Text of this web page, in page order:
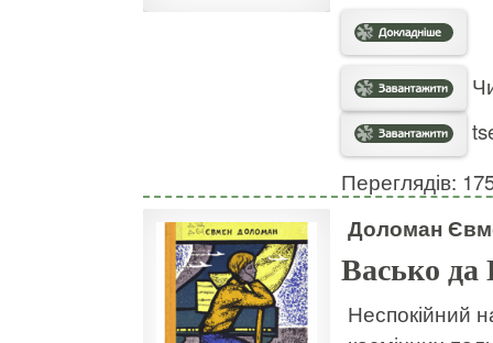
Переглядів:
Доломан
Васько да
Неспокійний